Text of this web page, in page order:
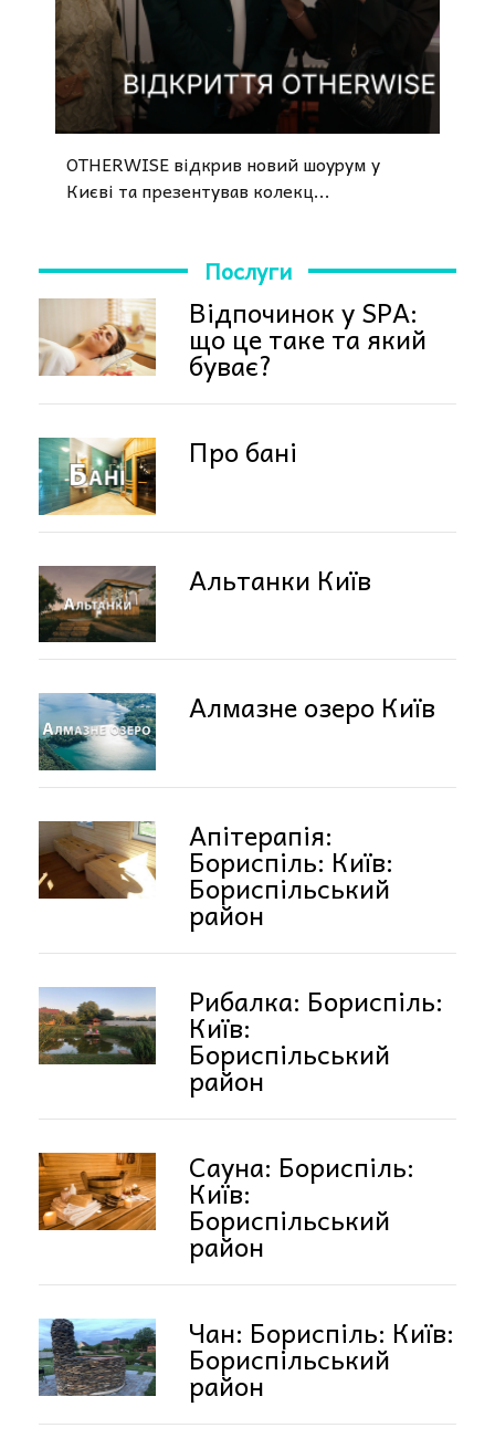
OTHERWISE відкрив новий шоурум у
Києві та презентував колекц...
Послуги
Відпочинок у SPA:
що це таке та який
буває?
Про бані
Альтанки Київ
Алмазне озеро Київ
Апітерапія:
Бориспіль: Київ:
Бориспільський
район
Рибалка: Бориспіль:
Київ:
Бориспільський
район
Сауна: Бориспіль:
Київ:
Бориспільський
район
Чан: Бориспіль: Київ:
Бориспільський
район